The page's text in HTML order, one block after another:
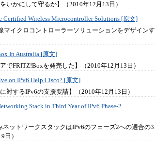
いかにして守るか】（2010年12月13日）
Certified Wireless Microcontroller Solutions [原文]
マイクロコントローラーソリューションをデザインす
In Australia [原文]
でFRITZ!Boxを発売した】（2010年12月13日）
on IPv6 Help Cisco? [原文]
対するIPv6の支援要請】（2010年12月13日）
Stack in Third Year of IPv6 Phase-2
ネットワークスタックはIPv6のフェーズ2への適合の3
日）